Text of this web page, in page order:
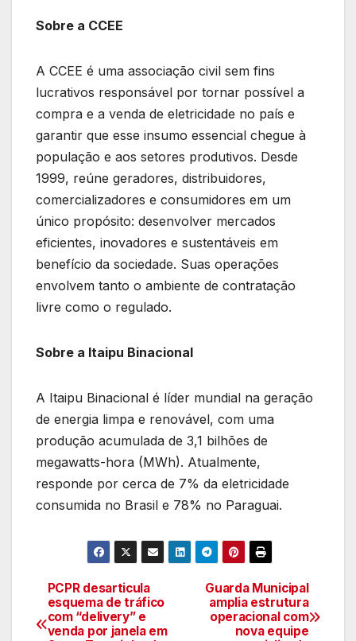
Sobre a CCEE
A CCEE é uma associação civil sem fins
lucrativos responsável por tornar possível a
compra e a venda de eletricidade no país e
garantir que esse insumo essencial chegue à
população e aos setores produtivos. Desde
1999, reúne geradores, distribuidores,
comercializadores e consumidores em um
único propósito: desenvolver mercados
eficientes, inovadores e sustentáveis em
benefício da sociedade. Suas operações
envolvem tanto o ambiente de contratação
livre como o regulado.
Sobre a Itaipu Binacional
A Itaipu Binacional é líder mundial na geração
de energia limpa e renovável, com uma
produção acumulada de 3,1 bilhões de
megawatts-hora (MWh). Atualmente,
responde por cerca de 7% da eletricidade
consumida no Brasil e 78% no Paraguai.
Navegação
de
Guarda Municipal
amplia estrutura
operacional com
nova equipe
PCPR desarticula
esquema de tráfico
com “delivery” e
venda por janela em